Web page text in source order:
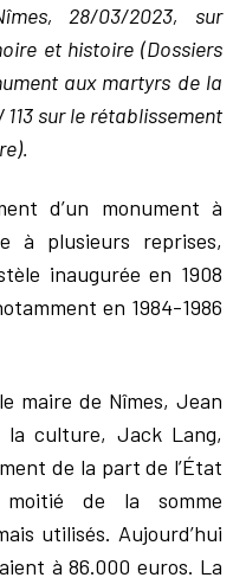
28/03/2023, sur
et histoire (Dossiers
aux martyrs de la
sur le rétablissement
d’un monument à
à plusieurs reprises,
inaugurée en 1908
en 1984-1986
maire de Nîmes, Jean
culture, Jack Lang,
de la part de l’État
de la somme
utilisés. Aujourd’hui
à 86.000 euros. La